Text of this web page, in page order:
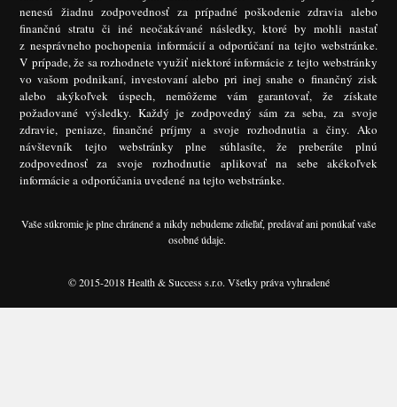
nenesú žiadnu zodpovednosť za prípadné poškodenie zdravia alebo
finančnú stratu či iné neočakávané následky, ktoré by mohli nastať
z nesprávneho pochopenia informácií a odporúčaní na tejto webstránke.
V prípade, že sa rozhodnete využiť niektoré informácie z tejto webstránky
vo vašom podnikaní, investovaní alebo pri inej snahe o finančný zisk
alebo akýkoľvek úspech, nemôžeme vám garantovať, že získate
požadované výsledky. Každý je zodpovedný sám za seba, za svoje
zdravie, peniaze, finančné príjmy a svoje rozhodnutia a činy. Ako
návštevník tejto webstránky plne súhlasíte, že preberáte plnú
zodpovednosť za svoje rozhodnutie aplikovať na sebe akékoľvek
informácie a odporúčania uvedené na tejto webstránke.
Vaše súkromie je plne chránené a nikdy nebudeme zdieľať, predávať ani ponúkať vaše
osobné údaje.
© 2015-2018 Health & Success s.r.o. Všetky práva vyhradené